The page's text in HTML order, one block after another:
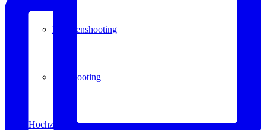
Familienshooting
Paarshooting
Hochzeit